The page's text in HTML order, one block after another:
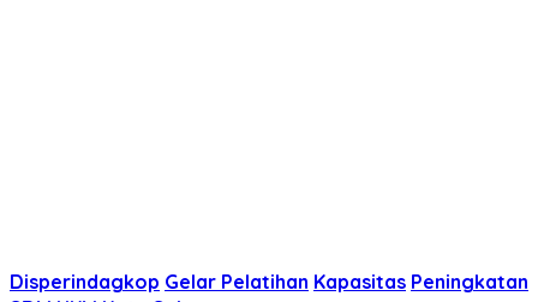
Disperindagkop Gelar Pelatihan Kapasitas Peningkatan